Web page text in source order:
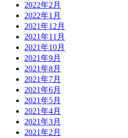
2022年2月
2022年1月
2021年12月
2021年11月
2021年10月
2021年9月
2021年8月
2021年7月
2021年6月
2021年5月
2021年4月
2021年3月
2021年2月